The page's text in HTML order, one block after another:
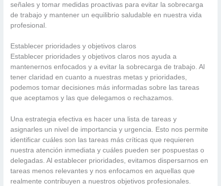
señales y tomar medidas proactivas para evitar la sobrecarga
de trabajo y mantener un equilibrio saludable en nuestra vida
profesional.
Establecer prioridades y objetivos claros
Establecer prioridades y objetivos claros nos ayuda a
mantenernos enfocados y a evitar la sobrecarga de trabajo. Al
tener claridad en cuanto a nuestras metas y prioridades,
podemos tomar decisiones más informadas sobre las tareas
que aceptamos y las que delegamos o rechazamos.
Una estrategia efectiva es hacer una lista de tareas y
asignarles un nivel de importancia y urgencia. Esto nos permite
identificar cuáles son las tareas más críticas que requieren
nuestra atención inmediata y cuáles pueden ser pospuestas o
delegadas. Al establecer prioridades, evitamos dispersarnos en
tareas menos relevantes y nos enfocamos en aquellas que
realmente contribuyen a nuestros objetivos profesionales.